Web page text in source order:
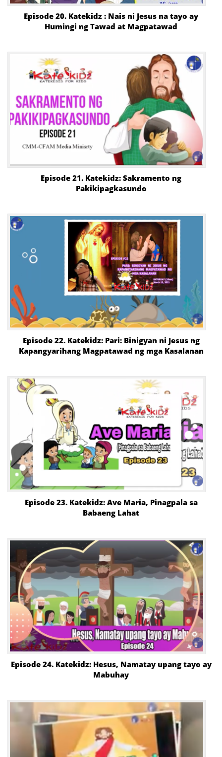
Episode 20. Katekidz : Nais ni Jesus na tayo ay
Humingi ng Tawad at Magpatawad
Episode 21. Katekidz: Sakramento ng
Pakikipagkasundo
Episode 22. Katekidz: Pari: Binigyan ni Jesus ng
Kapangyarihang Magpatawad ng mga Kasalanan
Episode 23. Katekidz: Ave Maria, Pinagpala sa
Babaeng Lahat
Episode 24. Katekidz: Hesus, Namatay upang tayo ay
Mabuhay